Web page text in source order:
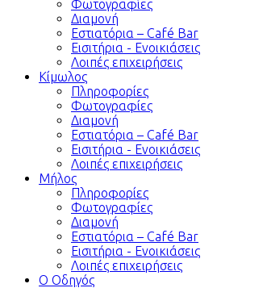
Φωτογραφίες
Διαμονή
Εστιατόρια – Café Bar
Εισιτήρια - Ενοικιάσεις
Λοιπές επιχειρήσεις
Κίμωλος
Πληροφορίες
Φωτογραφίες
Διαμονή
Εστιατόρια – Café Bar
Εισιτήρια - Ενοικιάσεις
Λοιπές επιχειρήσεις
Μήλος
Πληροφορίες
Φωτογραφίες
Διαμονή
Εστιατόρια – Café Bar
Εισιτήρια - Ενοικιάσεις
Λοιπές επιχειρήσεις
Ο Οδηγός